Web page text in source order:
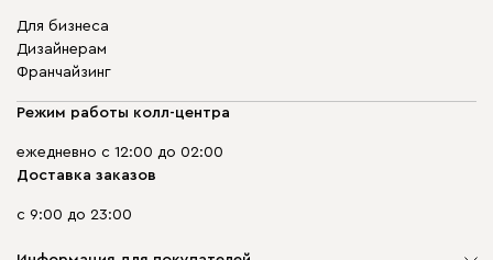
Для бизнеса
Дизайнерам
Франчайзинг
Режим работы колл-центра
ежедневно с 12:00 до 02:00
Доставка заказов
с 9:00 до 23:00